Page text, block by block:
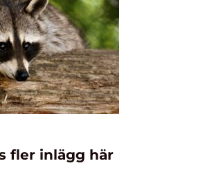
fler inlägg här